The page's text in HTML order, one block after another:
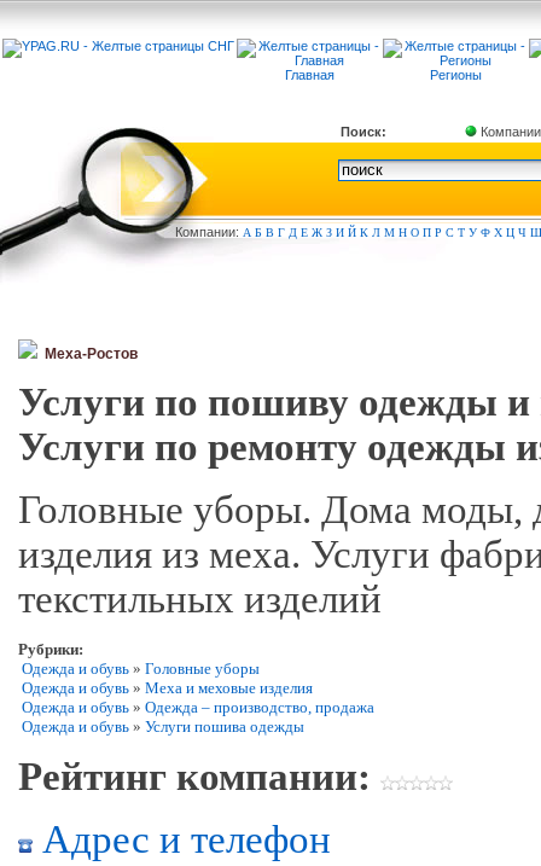
Главная Регионы
Поиск: Компании
Компании: А Б В Г Д Е Ж З И Й К Л М Н О П Р С Т У Ф Х Ц Ч Ш
Меха-Ростов
Услуги по пошиву одежды и
Услуги по ремонту одежды
Головные уборы. Дома моды,
изделия из меха. Услуги
текстильных изделий
Рубрики:
Одежда и обувь » Головные уборы
Одежда и обувь » Меха и меховые изделия
Одежда и обувь » Одежда – производство, продажа
Одежда и обувь » Услуги пошива одежды
Рейтинг компании:
Адрес и телефон